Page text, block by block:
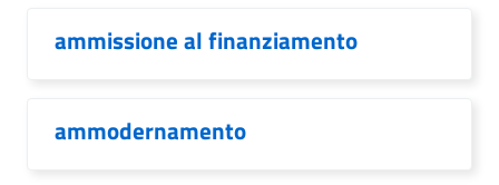
ammissione al finanziamento
ammodernamento